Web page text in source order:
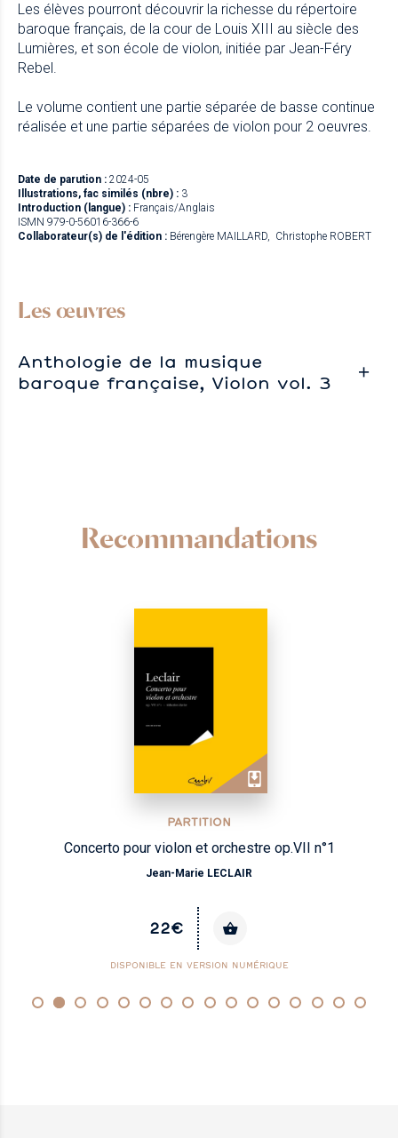
Les élèves pourront découvrir la richesse du répertoire
baroque français, de la cour de Louis XIII au siècle des
Lumières, et son école de violon, initiée par Jean-Féry
Rebel.
Le volume contient une partie séparée de basse continue
réalisée et une partie séparées de violon pour 2 oeuvres.
Date de parution : 2024-05
Illustrations, fac similés (nbre) : 3
Introduction (langue) : Français/Anglais
ISMN 979-0-56016-366-6
Collaborateur(s) de l'édition : Bérengère MAILLARD Christophe ROBERT
Les œuvres
Anthologie de la musique
baroque française, Violon vol. 3
Recommandations
PARTITION
Concerto pour violon et orchestre op.VII n°1
Jean-Marie LECLAIR
22€
DISPONIBLE EN VERSION NUMÉRIQUE